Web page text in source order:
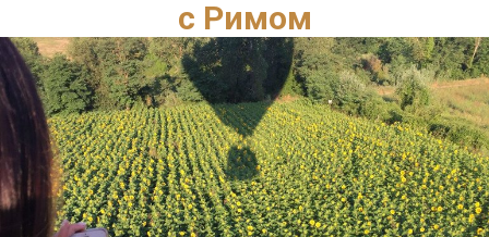
с Римом